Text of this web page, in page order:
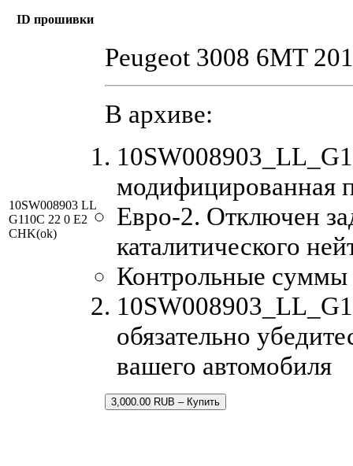
ID прошивки
10SW008903 LL
G110C 22 0 E2
CHK(ok)
Peugeot 3008 6MT
В архиве:
модифицированная
Евро-2. Отключен
каталитического
Контрольные суммы
обязательно
вашего автомобиля
3,000.00 RUB – Купить